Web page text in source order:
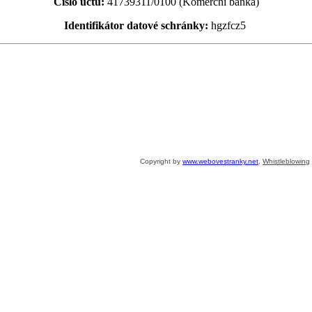
Identifikátor datové schránky: hgzfcz5
Copyright by www.webovestranky.net Whistleblowing